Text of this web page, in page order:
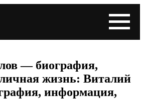
— биография,
жизнь: Виталий
информация,